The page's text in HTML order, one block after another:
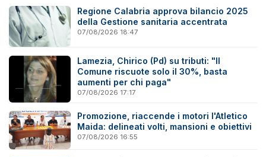
Regione Calabria approva bilancio 2025
della Gestione sanitaria accentrata
07/08/2026 18:47
Lamezia, Chirico (Pd) su tributi: "Il
Comune riscuote solo il 30%, basta
aumenti per chi paga"
07/08/2026 17:17
Promozione, riaccende i motori l'Atletico
Maida: delineati volti, mansioni e obiettivi
07/08/2026 16:55